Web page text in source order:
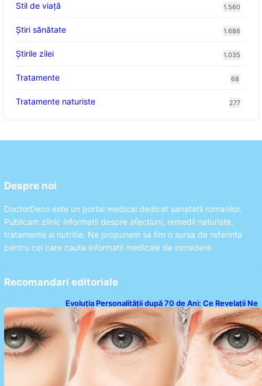
Stil de viaţă 1.560
Ştiri sănătate 1.686
Știrile zilei 1.035
Tratamente 68
Tratamente naturiste 277
Despre noi
DoctorDeco este un portal medical dedicat sanatatii romanilor.
Publicam zilnic informatii despre afectiuni, remedii naturiste,
tratamente si nutritie. Ne propunem sa fim o sursa de referinta
pentru cei care cauta informatii medicale de incredere.
Recomandari editoriale
Evoluția Personalității după 70 de Ani: Ce Revelații Ne
Oferă Studiile Psihologice